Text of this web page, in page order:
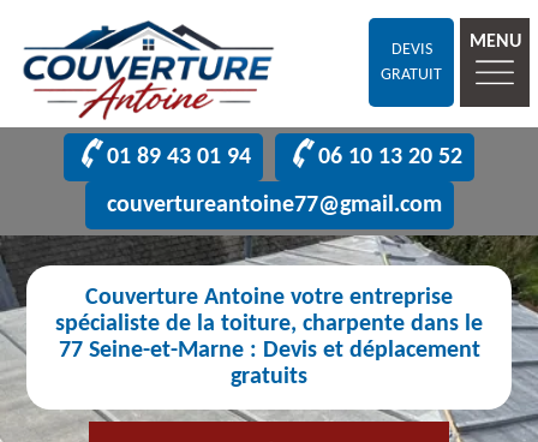
DEVIS
GRATUIT
MENU
01 89 43 01 94
06 10 13 20 52
couvertureantoine77@gmail.com
Couverture Antoine votre entreprise
spécialiste de la toiture, charpente dans le
77 Seine-et-Marne : Devis et déplacement
gratuits